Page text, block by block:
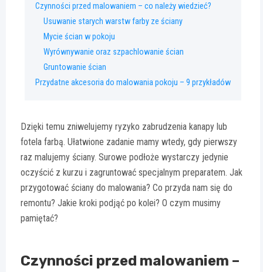
Czynności przed malowaniem – co należy wiedzieć?
Usuwanie starych warstw farby ze ściany
Mycie ścian w pokoju
Wyrównywanie oraz szpachlowanie ścian
Gruntowanie ścian
Przydatne akcesoria do malowania pokoju – 9 przykładów
Dzięki temu zniwelujemy ryzyko zabrudzenia kanapy lub
fotela farbą. Ułatwione zadanie mamy wtedy, gdy pierwszy
raz malujemy ściany. Surowe podłoże wystarczy jedynie
oczyścić z kurzu i zagruntować specjalnym preparatem. Jak
przygotować ściany do malowania? Co przyda nam się do
remontu? Jakie kroki podjąć po kolei? O czym musimy
pamiętać?
Czynności przed malowaniem –